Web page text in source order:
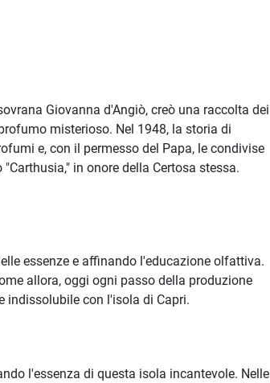
Giovanna d'Angiò, creò una raccolta dei
misterioso. Nel 1948, la storia di
e, con il permesso del Papa, le condivise
in onore della Certosa stessa.
essenze e affinando l'educazione olfattiva.
allora, oggi ogni passo della produzione
indissolubile con l'isola di Capri.
l'essenza di questa isola incantevole. Nelle